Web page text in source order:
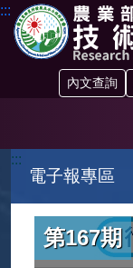
跳到主要內容區塊
內文查詢
:::
電子報專區
:::
第167期